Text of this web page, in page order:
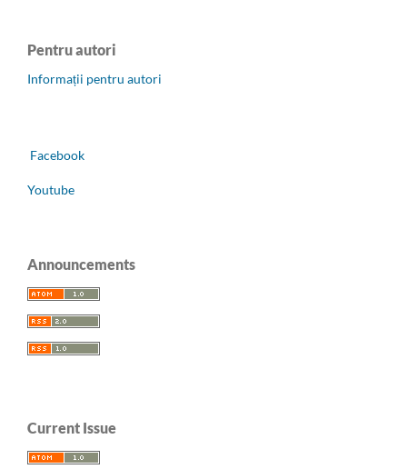
Pentru autori
Informații pentru autori
Facebook
Youtube
Announcements
Current Issue